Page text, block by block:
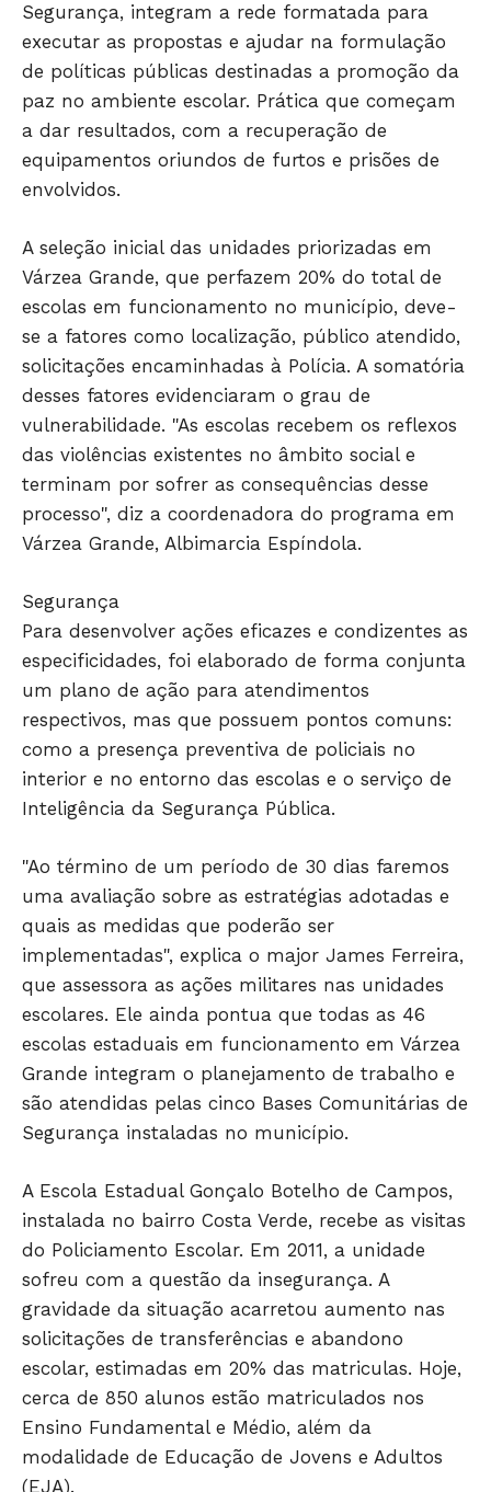
Só Notícias
Segurança, integram a rede formatada para
executar as propostas e ajudar na formulação
de políticas públicas destinadas a promoção da
paz no ambiente escolar. Prática que começam
a dar resultados, com a recuperação de
equipamentos oriundos de furtos e prisões de
envolvidos.
A seleção inicial das unidades priorizadas em
Várzea Grande, que perfazem 20% do total de
escolas em funcionamento no município, deve-
se a fatores como localização, público atendido,
solicitações encaminhadas à Polícia. A somatória
desses fatores evidenciaram o grau de
vulnerabilidade. "As escolas recebem os reflexos
das violências existentes no âmbito social e
terminam por sofrer as consequências desse
processo", diz a coordenadora do programa em
Várzea Grande, Albimarcia Espíndola.
Segurança
Para desenvolver ações eficazes e condizentes as
especificidades, foi elaborado de forma conjunta
um plano de ação para atendimentos
respectivos, mas que possuem pontos comuns:
como a presença preventiva de policiais no
interior e no entorno das escolas e o serviço de
Inteligência da Segurança Pública.
"Ao término de um período de 30 dias faremos
uma avaliação sobre as estratégias adotadas e
quais as medidas que poderão ser
implementadas", explica o major James Ferreira,
que assessora as ações militares nas unidades
escolares. Ele ainda pontua que todas as 46
escolas estaduais em funcionamento em Várzea
Grande integram o planejamento de trabalho e
são atendidas pelas cinco Bases Comunitárias de
Segurança instaladas no município.
A Escola Estadual Gonçalo Botelho de Campos,
instalada no bairro Costa Verde, recebe as visitas
do Policiamento Escolar. Em 2011, a unidade
sofreu com a questão da insegurança. A
gravidade da situação acarretou aumento nas
solicitações de transferências e abandono
escolar, estimadas em 20% das matriculas. Hoje,
cerca de 850 alunos estão matriculados nos
Ensino Fundamental e Médio, além da
modalidade de Educação de Jovens e Adultos
(EJA).